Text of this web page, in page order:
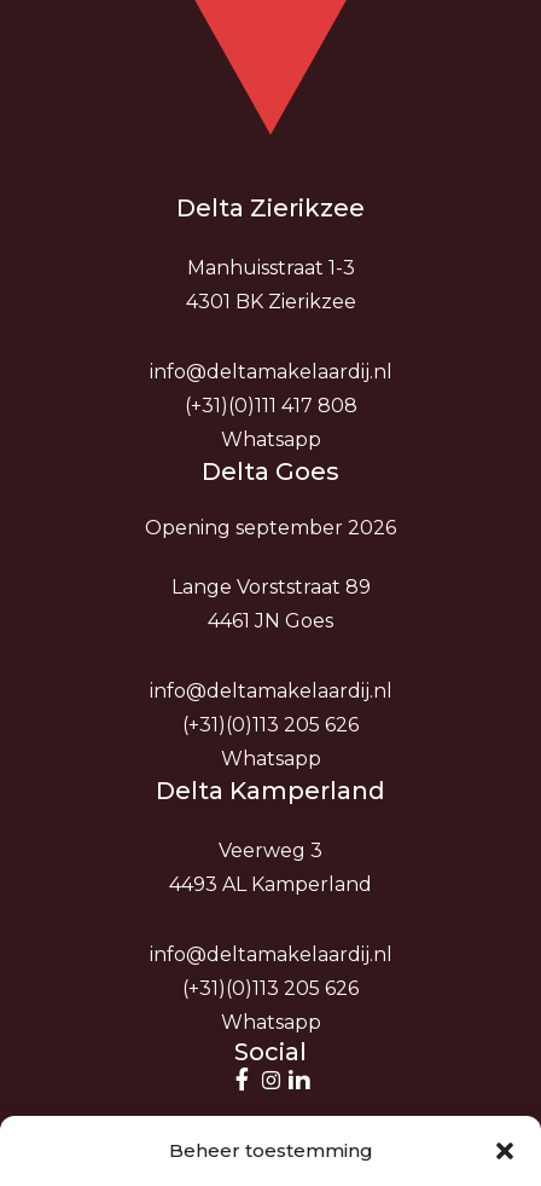
Beheer toestemming
Delta Zierikzee
Manhuisstraat 1-3
4301 BK Zierikzee
info@deltamakelaardij.nl
(+31)(0)111 417 808
Whatsapp
Delta Goes
Opening september 2026
Lange Vorststraat 89
4461 JN Goes
info@deltamakelaardij.nl
(+31)(0)113 205 626
Whatsapp
Delta Kamperland
Veerweg 3
4493 AL Kamperland
info@deltamakelaardij.nl
(+31)(0)113 205 626
Whatsapp
Social